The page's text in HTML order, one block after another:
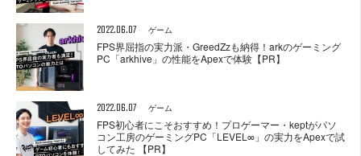
2022.06.07 ゲーム
FPS界屈指の実力派・GreedZzも納得！arkのゲーミング
PC「arkhive」の性能をApexで体験【PR】
2022.06.07 ゲーム
FPS初心者にこそおすすめ！プロゲーマー・keptがパソ
コン工房のゲーミングPC「LEVEL∞」の実力をApexで試
してみた 【PR】